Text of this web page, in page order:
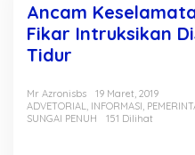
c
Ancam
Fikar Intruksikan
Tidur
Mr Azronisbs
19 Maret, 2019
ADVETORIAL, INFORMASI,
SUNGAI PENUH
151 Dilihat